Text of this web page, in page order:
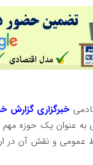
خبرگزاری گزارش
به عنوان یک حوزه
عمومی و نقش آن در